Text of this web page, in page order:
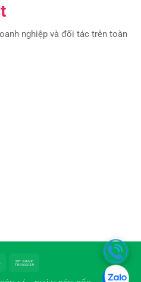
nghiệp và đối tác trên toàn
Cash